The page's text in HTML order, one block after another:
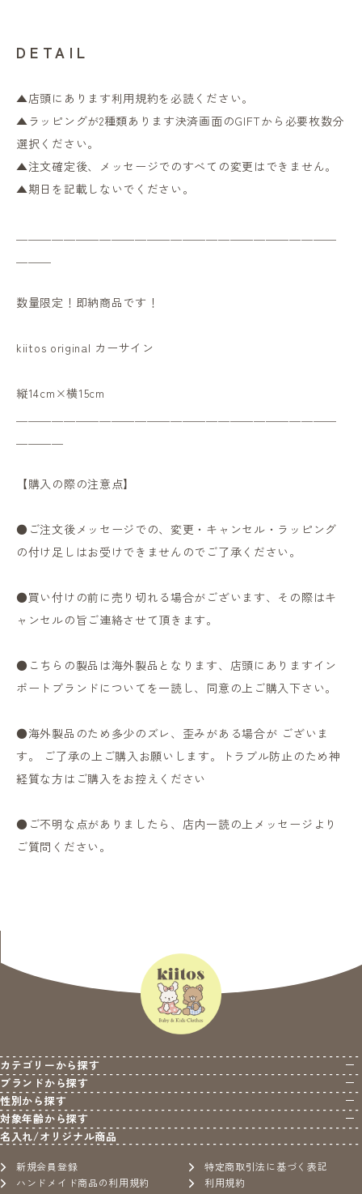
DETAIL
▲店頭にあります利用規約を必読ください。
▲ラッピングが2種類あります決済画面のGIFTから必要枚数分
選択ください。
▲注文確定後、メッセージでのすべての変更はできません。
▲期日を記載しないでください。
数量限定！即納商品です！
kiitos original カーサイン
縦14cm×横15cm
【購入の際の注意点】
●ご注文後メッセージでの、変更・キャンセル・ラッピング
の付け足しはお受けできませんのでご了承ください。
●買い付けの前に売り切れる場合がございます、その際はキ
ャンセルの旨ご連絡させて頂きます。
●こちらの製品は海外製品となります、店頭にありますイン
ポートブランドについてを一読し、同意の上ご購入下さい。
●海外製品のため多少のズレ、歪みがある場合が ございま
す。 ご了承の上ご購入お願いします。トラブル防止のため神
経質な方はご購入をお控えください
●ご不明な点がありましたら、店内一読の上メッセージより
ご質問ください。
カテゴリーから探す
ブランドから探す
性別から探す
対象年齢から探す
名入れ/オリジナル商品
新規会員登録
特定商取引法に基づく表記
ハンドメイド商品の利用規約
利用規約